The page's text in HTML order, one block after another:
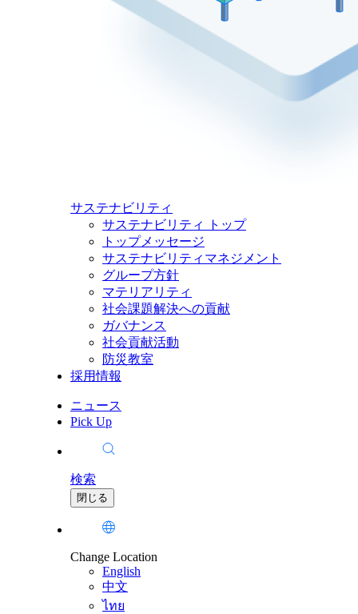
サステナビリティ
サステナビリティ トップ
トップメッセージ
サステナビリティマネジメント
グループ方針
マテリアリティ
社会課題解決への貢献
ガバナンス
社会貢献活動
防災教室
採用情報
ニュース
Pick Up
検索
閉じる
Change Location
English
中文
ไทย